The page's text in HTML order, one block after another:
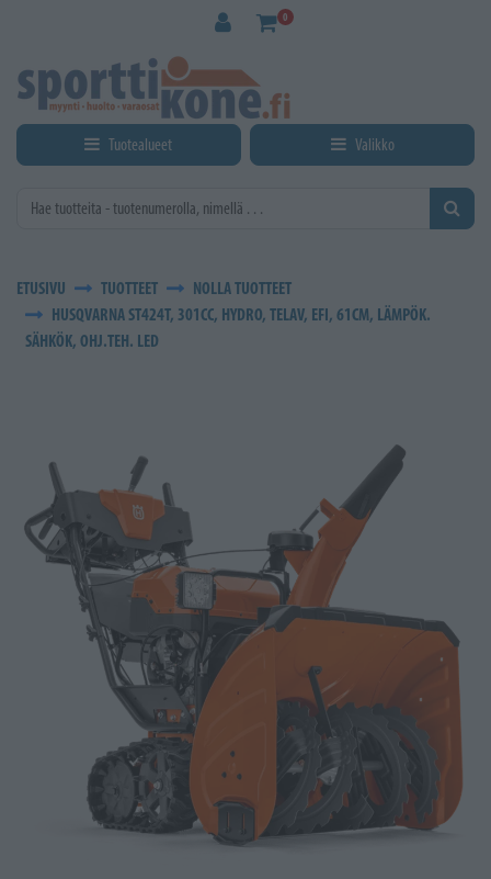
0
Tuotealueet Valikko
ETUSIVU TUOTTEET
NOLLA TUOTTEET
HUSQVARNA ST424T, 301CC, HYDRO, TELAV, EFI, 61CM, LÄMPÖK.
SÄHKÖK, OHJ.TEH. LED